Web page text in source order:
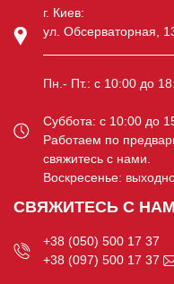
г. Киев:
ул. Обсерваторная,
Пн.- Пт.: c 10:00 до
Суббота: c 10:00 до
Работаем по
свяжитесь с нами.
Воскресенье:
СВЯЖИТЕСЬ С
+38 (050) 500 17 37
+38 (097) 500 17 37